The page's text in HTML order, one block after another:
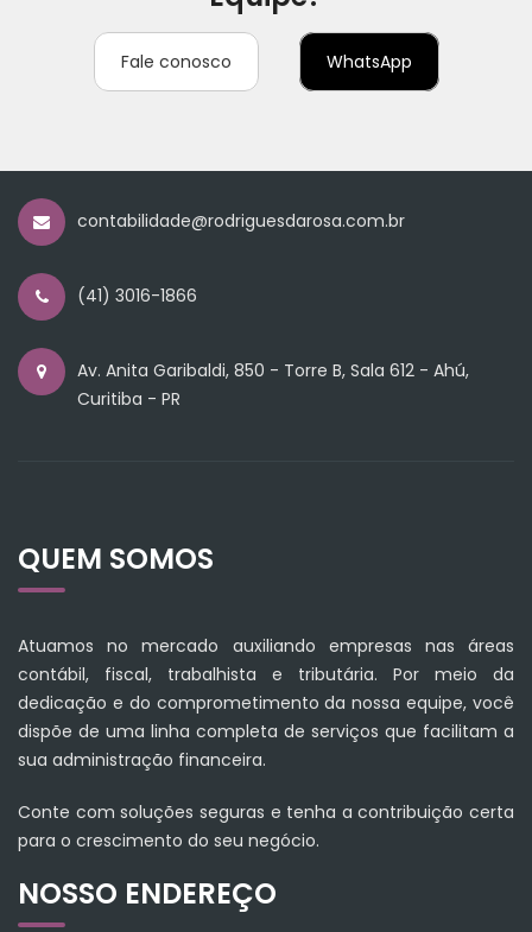
Fale conosco WhatsApp
contabilidade@rodriguesdarosa.com.br
(41) 3016-1866
Av. Anita Garibaldi, 850 - Torre B, Sala 612 - Ahú,
Curitiba - PR
QUEM SOMOS
Atuamos no mercado auxiliando empresas nas áreas
contábil, fiscal, trabalhista e tributária. Por meio da
dedicação e do comprometimento da nossa equipe, você
dispõe de uma linha completa de serviços que facilitam a
sua administração financeira.
Conte com soluções seguras e tenha a contribuição certa
para o crescimento do seu negócio.
NOSSO ENDEREÇO